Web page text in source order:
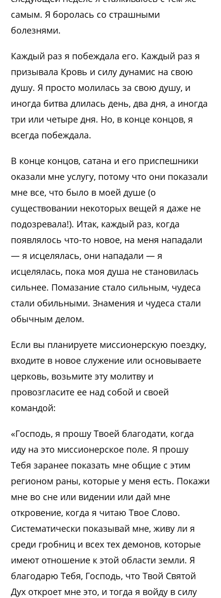
самым. Я боролась со страшными
болезнями.
Каждый раз я побеждала его. Каждый раз я
призывала Кровь и силу дунамис на свою
душу. Я просто молилась за свою душу, и
иногда битва длилась день, два дня, а иногда
три или четыре дня. Но, в конце концов, я
всегда побеждала.
В конце концов, сатана и его приспешники
оказали мне услугу, потому что они показали
мне все, что было в моей душе (о
существовании некоторых вещей я даже не
подозревала!). Итак, каждый раз, когда
появлялось что-то новое, на меня нападали
— я исцелялась, они нападали — я
исцелялась, пока моя душа не становилась
сильнее. Помазание стало сильным, чудеса
стали обильными. Знамения и чудеса стали
обычным делом.
Если вы планируете миссионерскую поездку,
входите в новое служение или основываете
церковь, возьмите эту молитву и
провозгласите ее над собой и своей
командой:
«Господь, я прошу Твоей благодати, когда
иду на это миссионерское поле. Я прошу
Тебя заранее показать мне общие с этим
регионом раны, которые у меня есть. Покажи
мне во сне или видении или дай мне
откровение, когда я читаю Твое Слово.
Систематически показывай мне, живу ли я
среди гробниц и всех тех демонов, которые
имеют отношение к этой области земли. Я
благодарю Тебя, Господь, что Твой Святой
Дух откроет мне это, и тогда я войду в силу